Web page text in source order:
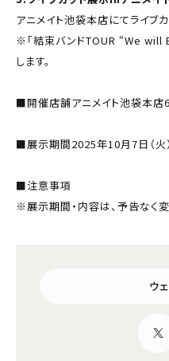
アニメイト池袋本店にてライブ
※「結束バンドTOUR “We will
します。
■開催店舗アニメイト池袋本店
■展示期間2025年10月7日（火
■注意事項
※展示期間・内容は、予告なく
ウ